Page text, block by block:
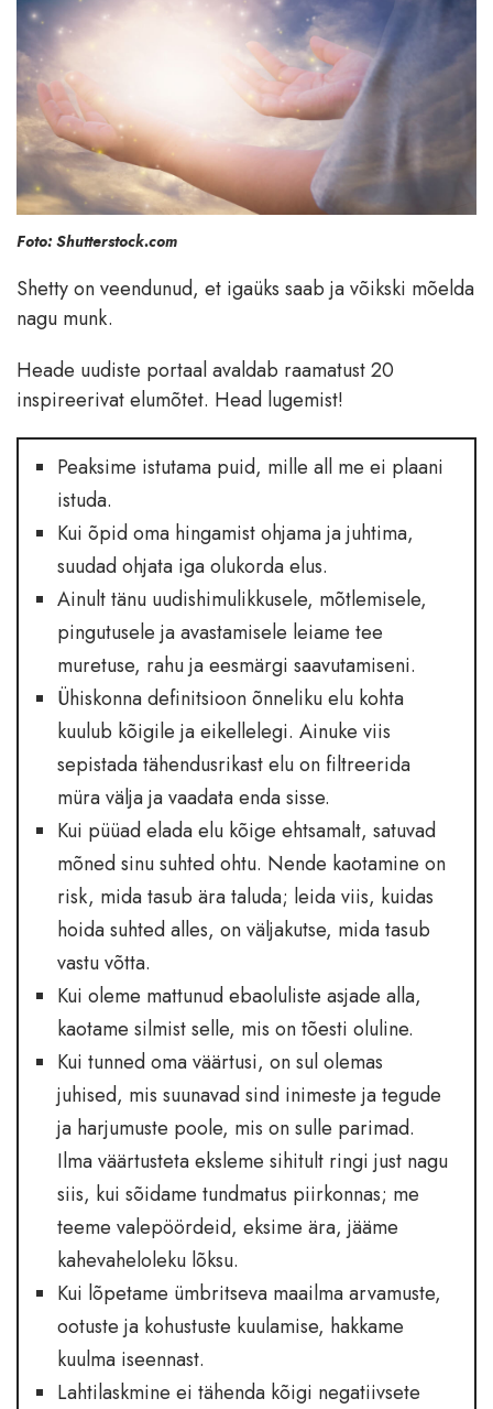
Foto: Shutterstock.com
Shetty on veendunud, et igaüks saab ja võikski mõelda
nagu munk.
Heade uudiste portaal avaldab raamatust 20
inspireerivat elumõtet. Head lugemist!
Peaksime istutama puid, mille all me ei plaani
istuda.
Kui õpid oma hingamist ohjama ja juhtima,
suudad ohjata iga olukorda elus.
Ainult tänu uudishimulikkusele, mõtlemisele,
pingutusele ja avastamisele leiame tee
muretuse, rahu ja eesmärgi saavutamiseni.
Ühiskonna definitsioon õnneliku elu kohta
kuulub kõigile ja eikellelegi. Ainuke viis
sepistada tähendusrikast elu on filtreerida
müra välja ja vaadata enda sisse.
Kui püüad elada elu kõige ehtsamalt, satuvad
mõned sinu suhted ohtu. Nende kaotamine on
risk, mida tasub ära taluda; leida viis, kuidas
hoida suhted alles, on väljakutse, mida tasub
vastu võtta.
Kui oleme mattunud ebaoluliste asjade alla,
kaotame silmist selle, mis on tõesti oluline.
Kui tunned oma väärtusi, on sul olemas
juhised, mis suunavad sind inimeste ja tegude
ja harjumuste poole, mis on sulle parimad.
Ilma väärtusteta eksleme sihitult ringi just nagu
siis, kui sõidame tundmatus piirkonnas; me
teeme valepöördeid, eksime ära, jääme
kahevaheloleku lõksu.
Kui lõpetame ümbritseva maailma arvamuste,
ootuste ja kohustuste kuulamise, hakkame
kuulma iseennast.
Lahtilaskmine ei tähenda kõigi negatiivsete